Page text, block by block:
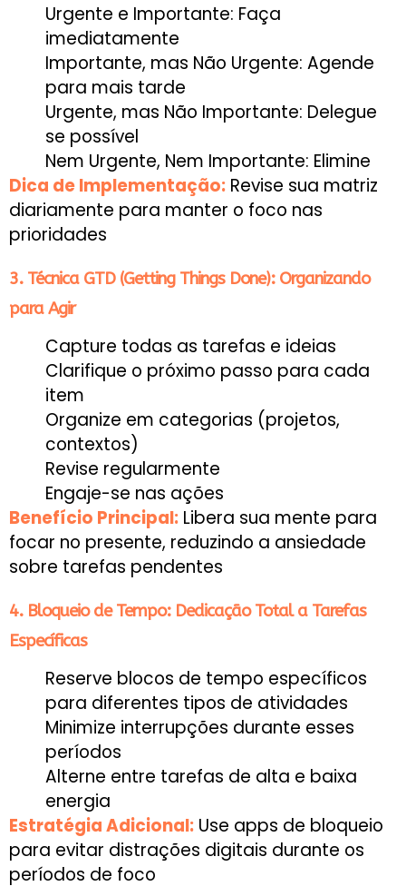
Urgente e Importante: Faça
imediatamente
Importante, mas Não Urgente: Agende
para mais tarde
Urgente, mas Não Importante: Delegue
se possível
Nem Urgente, Nem Importante: Elimine
Dica de Implementação: Revise sua matriz
diariamente para manter o foco nas
prioridades
3. Técnica GTD (Getting Things Done): Organizando
para Agir
Capture todas as tarefas e ideias
Clarifique o próximo passo para cada
item
Organize em categorias (projetos,
contextos)
Revise regularmente
Engaje-se nas ações
Benefício Principal: Libera sua mente para
focar no presente, reduzindo a ansiedade
sobre tarefas pendentes
4. Bloqueio de Tempo: Dedicação Total a Tarefas
Específicas
Reserve blocos de tempo específicos
para diferentes tipos de atividades
Minimize interrupções durante esses
períodos
Alterne entre tarefas de alta e baixa
energia
Estratégia Adicional: Use apps de bloqueio
para evitar distrações digitais durante os
períodos de foco